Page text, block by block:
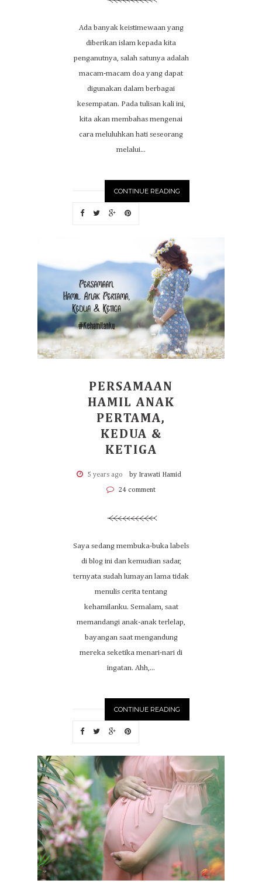
Ada banyak keistimewaan yang
diberikan islam kepada kita
penganutnya, salah satunya adalah
macam-macam doa yang dapat
digunakan dalam berbagai
kesempatan. Pada tulisan kali ini,
kita akan membahas mengenai
cara meluluhkan hati seseorang
melalui...
CONTINUE READING
PERSAMAAN
HAMIL ANAK
PERTAMA,
KEDUA &
KETIGA
5 years ago by Irawati Hamid
24 comment
Saya sedang membuka-buka labels
di blog ini dan kemudian sadar,
ternyata sudah lumayan lama tidak
menulis cerita tentang
kehamilanku. Semalam, saat
memandangi anak-anak terlelap,
bayangan saat mengandung
mereka seketika menari-nari di
ingatan. Ahh,...
CONTINUE READING